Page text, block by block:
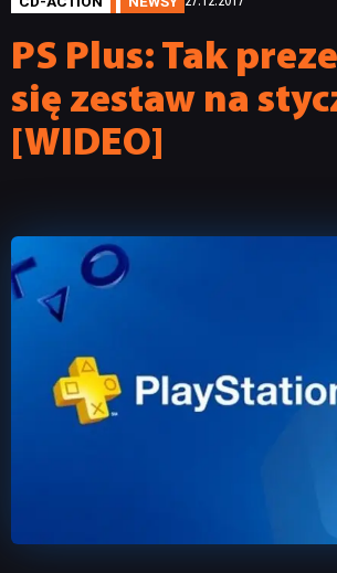
PS Plus: Tak
się zestaw na
[WIDEO]